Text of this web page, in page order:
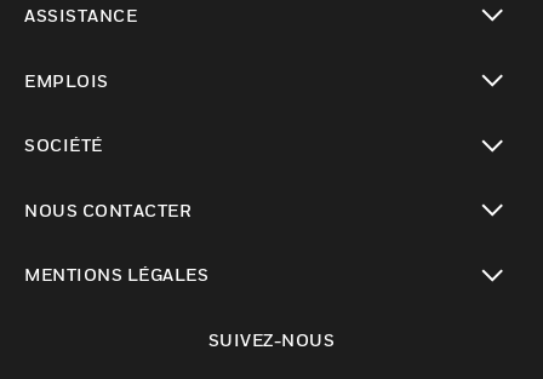
ASSISTANCE
EMPLOIS
SOCIÉTÉ
NOUS CONTACTER
MENTIONS LÉGALES
SUIVEZ-NOUS